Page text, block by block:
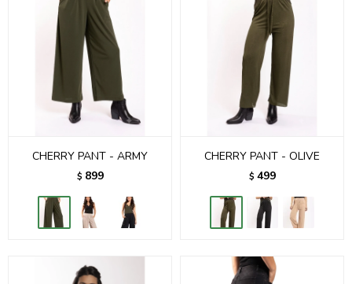
CHERRY PANT - ARMY
$ 899
CHERRY PANT - OLIVE
$ 499